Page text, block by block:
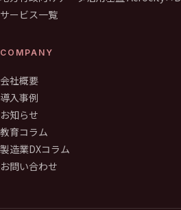
サービス一覧
COMPANY
会社概要
導入事例
お知らせ
教育コラム
製造業DXコラム
お問い合わせ